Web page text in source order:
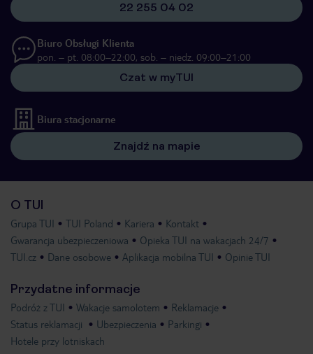
22 255 04 02
Biuro Obsługi Klienta
pon. – pt. 08:00–22:00, sob. – niedz. 09:00–21:00
Czat w myTUI
Biura stacjonarne
Znajdź na mapie
O TUI
Grupa TUI TUI Poland Kariera
Kontakt
Gwarancja ubezpieczeniowa
Opieka TUI na wakacjach 24/7
TUI.cz
Dane osobowe Aplikacja mobilna TUI Opinie TUI
Przydatne informacje
Podróż z TUI Wakacje samolotem
Reklamacje
Status reklamacji
Ubezpieczenia
Parkingi
Hotele przy lotniskach